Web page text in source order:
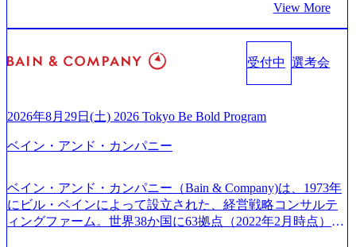
確実な実現と社会的価値及び経済的価値の追求にも貢献 NE
Cとの戦略的資本提携も実現して、現在はNECのグループ会
シングなどの専門知識と、豊富な経験を持つ約6,000名を超
えるプロフェッショナルを有する 金融、製造、流通、エネ
トとしている SAP領域においては日本市場No.1を誇り、全
定コンサルタント資格を取得している また、日本国内企業
資格も保有、さまざまな業界・業種でのプロジェクト実績
と蓄積されたノウハウを基に独自の方法論やテンプレート
を開発し、それらを活用してお客様に最適なSAPコンサル
ティングサービスを提供する https://storage.googleapis.com/our
View More
受付中 選考会
2026年8月29日(土) 2026 Tokyo Be Bold Program
ベイン・アンド・カンパニー
ベイン・アンド・カンパニー（Bain & Company)は、1973年
にビル・ベインによって設立された、経営戦略コンサルテ
ィングファーム。世界38か国に63拠点（2022年2月時点）、